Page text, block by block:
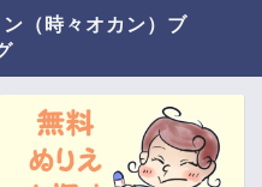
（時々オカン）ブ